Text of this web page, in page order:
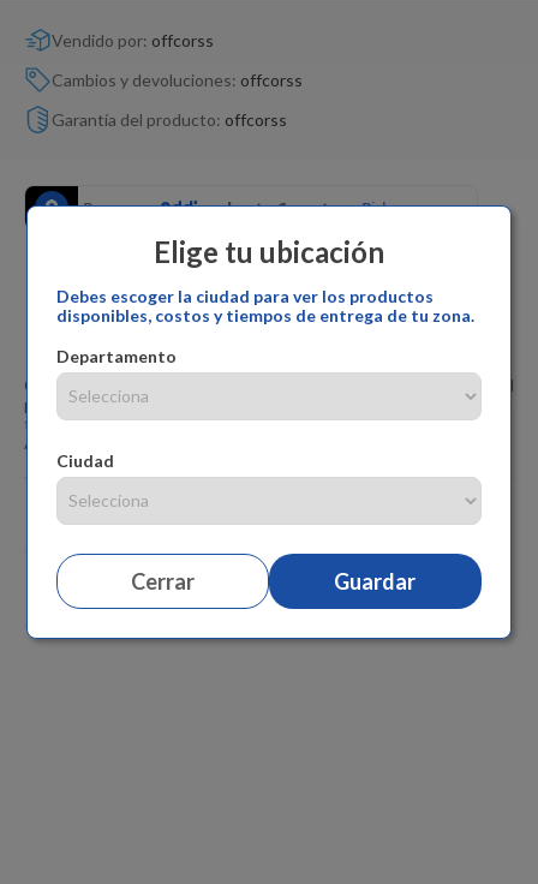
Elige tu ubicación
Debes escoger la ciudad para ver los productos
disponibles, costos y tiempos de entrega de tu zona.
Departamento
Ciudad
Cerrar Guardar
Vendido por: offcorss
Cambios y devoluciones: offcorss
Garantía del producto: offcorss
Camiseta polo manga corta en tejido de punto silueta clásica ideal
para un look casual y divertido. - Cuello y puños con complemento
tejido - Tela con textura - Color azul Composición: Poliéster 65%
Algodon 35%. ¡Compra ya!
Especificaciones
Comentarios